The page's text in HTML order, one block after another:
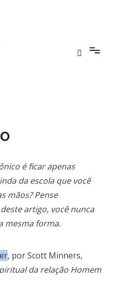
é ficar apenas
da escola que você
mãos? Pense
artigo, você nunca
mesma forma.
, por Scott Minners,
da relação Homem